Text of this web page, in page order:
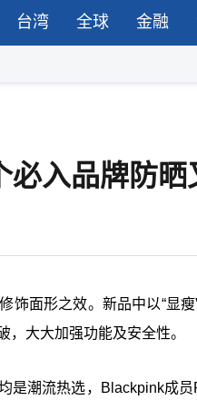
台湾 全球 金融
必入品牌防晒
饰面形之效。新品中以“显
大大加强功能及安全性。
是潮流热选，Blackpink成